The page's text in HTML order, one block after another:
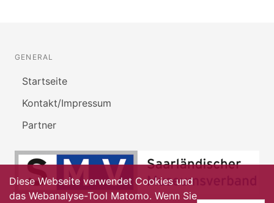
GENERAL
Startseite
Kontakt/Impressum
Partner
Diese Webseite verwendet Cookies und
das Webanalyse-Tool Matomo. Wenn Sie